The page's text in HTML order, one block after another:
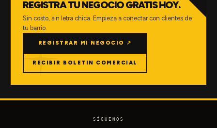
REGISTRA TU NEGOCIO GRATIS HOY.
Sin costo, sin letra chica. Empieza a conectar con clientes de
tu barrio.
REGISTRAR MI NEGOCIO ↗
RECIBIR BOLETIN COMERCIAL
SÍGUENOS